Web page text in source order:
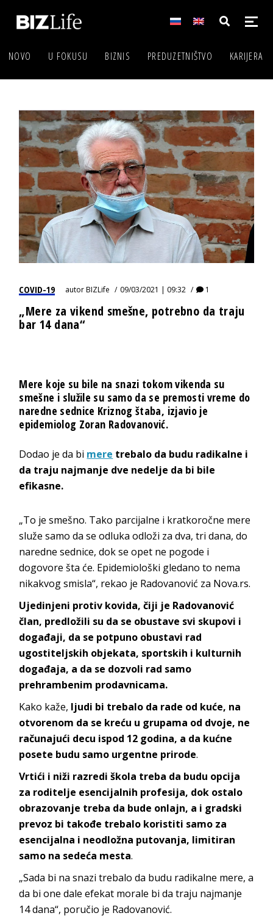
NOVO U FOKUSU BIZNIS PREDUZETNIŠTVO KARIJERA
COVID-19 autorBIZLife 09/03/2021 | 09:32 1
„Mere za vikend smešne, potrebno da traju
bar 14 dana“
Mere koje su bile na snazi tokom vikenda su
smešne i služile su samo da se premosti vreme do
naredne sednice Kriznog štaba, izjavio je
epidemiolog Zoran Radovanović.
Dodao je da bi mere trebalo da budu radikalne i
da traju najmanje dve nedelje da bi bile
efikasne.
„To je smešno. Tako parcijalne i kratkoročne mere
služe samo da se odluka odloži za dva, tri dana, do
naredne sednice, dok se opet ne pogode i
dogovore šta će. Epidemiološki gledano to nema
nikakvog smisla“, rekao je Radovanović za Nova.rs.
Ujedinjeni protiv kovida, čiji je Radovanović
član, predložili su da se obustave svi skupovi i
događaji, da se potpuno obustavi rad
ugostiteljskih objekata, sportskih i kulturnih
događaja, a da se dozvoli rad samo
prehrambenim prodavnicama.
Kako kaže, ljudi bi trebalo da rade od kuće, na
otvorenom da se kreću u grupama od dvoje, ne
računajući decu ispod 12 godina, a da kućne
posete budu samo urgentne prirode.
Vrtići i niži razredi škola treba da budu opcija
za roditelje esencijalnih profesija, dok ostalo
obrazovanje treba da bude onlajn, a i gradski
prevoz bi takođe trebalo koristiti samo za
esencijalna i neodložna putovanja, limitiran
samo na sedeća mesta.
„Sada bi na snazi trebalo da budu radikalne mere, a
da bi one dale efekat morale bi da traju najmanje
14 dana“, poručio je Radovanović.